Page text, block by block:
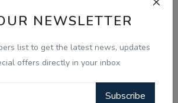
NEWSLETTER
list to get the latest news, updates
offers directly in your inbox
Subscribe
ਵਿੱਚ ਭੜਕੀ ਹਿੰਸਾ, 3 ਕੈਦੀਆਂ ਦੀ ਮੌਤ